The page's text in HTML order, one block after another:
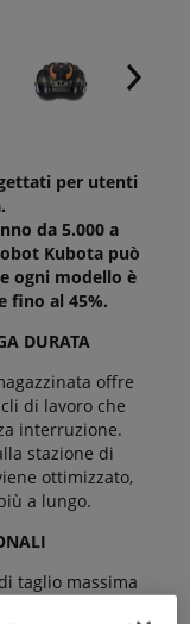
per utenti
da 5.000 a
Kubota può
ogni modello è
fino al 45%.
DURATA
offre
di lavoro che
interruzione.
stazione di
ottimizzato,
a lungo.
taglio massima